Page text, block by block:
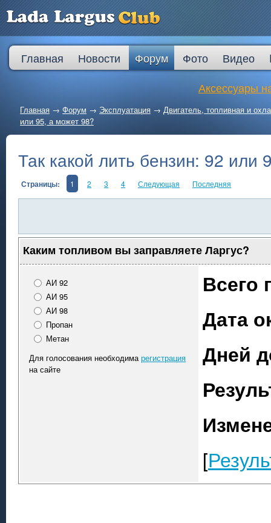
Главная Новости Форум Фото Видео
Аксессуары
Главная → Форум → Эксплуатация → Двигатель, топливная и
или 95, а может 98?
Так какой лить бензин: 92 или
Страницы: 1 2 3 4 Следующая Последняя
Каким топливом вы заправляете Ларгус?
АИ 92
АИ 95
АИ 98
Пропан
Метан
Для голосования необходимарегистрация
на сайте
Всего
Дата
Дней
[